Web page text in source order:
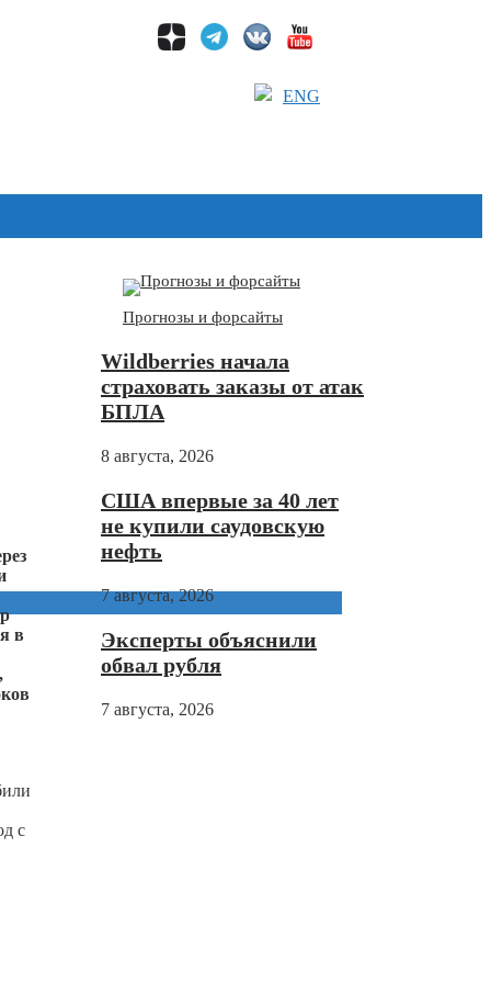
ENG
в
с
Прогнозы и форсайты
Wildberries начала
страховать заказы от атак
БПЛА
8 августа, 2026
США впервые за 40 лет
не купили саудовскую
нефть
7 августа, 2026
Эксперты объяснили
обвал рубля
7 августа, 2026